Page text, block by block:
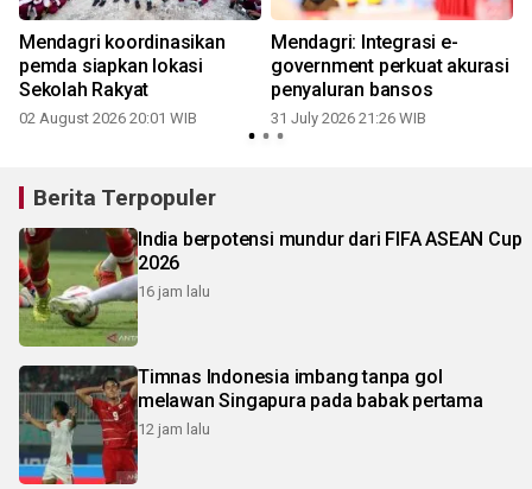
Mendagri koordinasikan
pemda siapkan lokasi
Sekolah Rakyat
02 August 2026 20:01 WIB
Mendagri: Integrasi e-
government perkuat akurasi
penyaluran bansos
31 July 2026 21:26 WIB
Berita Terpopuler
India berpotensi mundur dari FIFA ASEAN Cup
2026
16 jam lalu
Timnas Indonesia imbang tanpa gol
melawan Singapura pada babak pertama
12 jam lalu